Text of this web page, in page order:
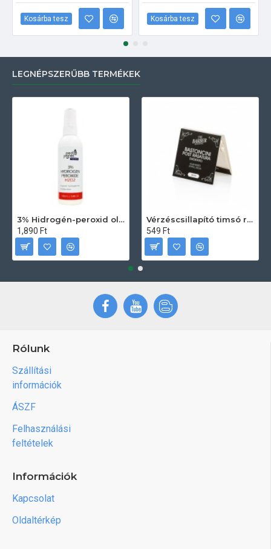
Kosárba tesz Kosárba tesz
LEGNÉPSZERŰBB TERMÉKEK
3% Hidrogén-peroxid oldat (sebfertőtlenítő) 100ml
1,890 Ft
Vérzéscsillapító timsó rúd 20db
549 Ft
Rólunk
Szállítási
információk
ÁSZF
Felhasználási
feltételek
Információk
Kapcsolat
Oldaltérkép